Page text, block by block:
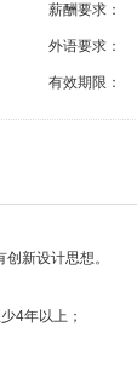
薪酬要求：
外语要求：
有效期限：
新设计思想。
4年以上；